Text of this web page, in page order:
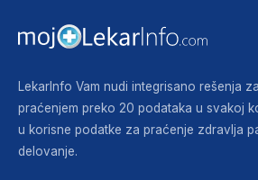
LekarInfo Vam nudi integrisano rešenja
praćenjem preko 20 podataka u svakoj
u korisne podatke za praćenje zdravlja
delovanje.